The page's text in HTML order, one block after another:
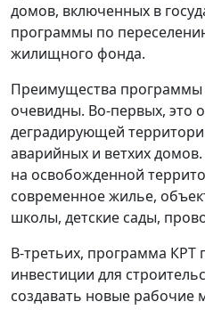
домов, включенных в
программы по
жилищного фонда.
Преимущества программы
очевидны. Во-первых, это
деградирующей
аварийных и ветхих
на освобожденной
современное жилье,
школы, детские сады,
В-третьих, программа КРТ
инвестиции для
создавать новые рабочие